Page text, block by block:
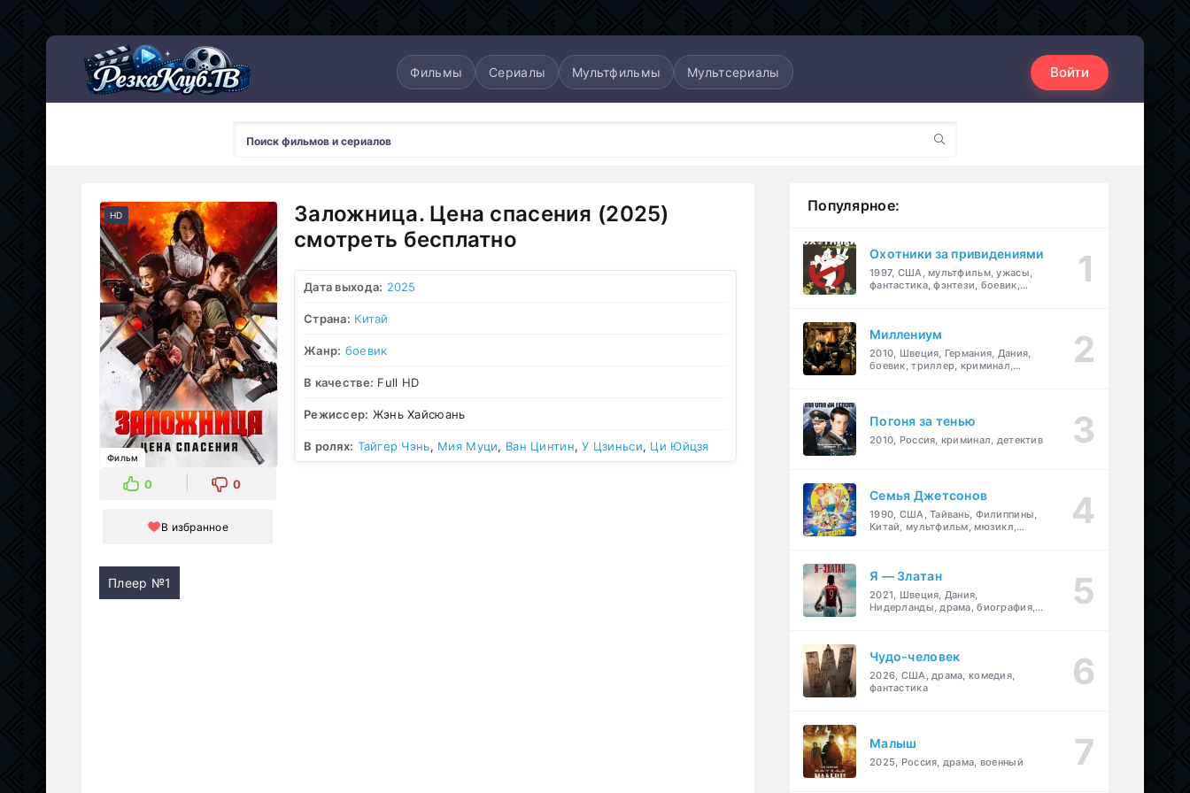
Фильмы Сериалы Мультфильмы Мультсериалы Войти
HD
Фильм
0 0
В избранное
Заложница. Цена спасения (2025)
смотреть бесплатно
Дата выхода: 2025
Страна: Китай
Жанр: боевик
В качестве: Full HD
Режиссер: Жэнь Хайсюань
В ролях: Тайгер Чэнь, Мия Муци, Ван Цинтин,У Цзиньси, Ци Юйцзя
Плеер №1
Популярное:
Охотники за привидениями
1997, США, мультфильм, ужасы,
фантастика, фэнтези, боевик,
Миллениум
2010, Швеция, Германия, Дания,
боевик, триллер, криминал,
Погоня за тенью
2010, Россия, криминал, детектив
Семья Джетсонов
1990, США, Тайвань, Филиппины,
Китай, мультфильм, мюзикл,
Я — Златан
2021, Швеция, Дания,
Нидерланды, драма, биография,
Чудо-человек
2026, США, драма, комедия,
фантастика
Малыш
2025, Россия, драма, военный
Мультсериалы